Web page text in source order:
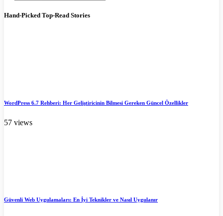
Hand-Picked Top-Read Stories
WordPress 6.7 Rehberi: Her Geliştiricinin Bilmesi Gereken Güncel Özellikler
57 views
Güvenli Web Uygulamaları: En İyi Teknikler ve Nasıl Uygulanır